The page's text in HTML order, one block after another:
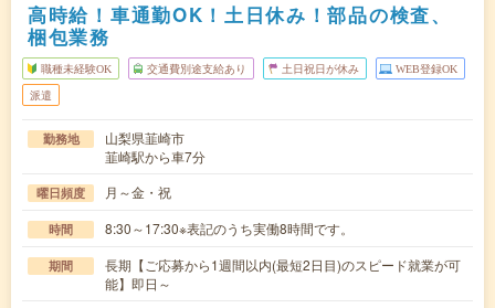
高時給！車通勤OK！土日休み！部品の検査、
梱包業務
職種未経験OK 交通費別途支給あり 土日祝日が休み WEB登録OK
派遣
勤務地
山梨県韮崎市
韮崎駅から車7分
曜日頻度 月～金・祝
時間 8:30～17:30※表記のうち実働8時間です。
期間
長期【ご応募から1週間以内(最短2日目)のスピード就業が可
能】即日～